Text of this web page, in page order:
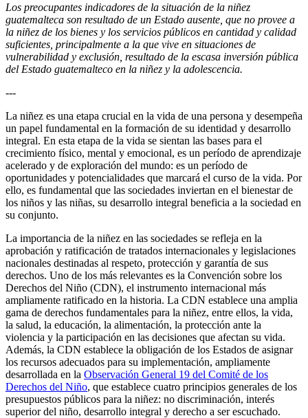
Los preocupantes indicadores de la situación de la niñez
guatemalteca son resultado de un Estado ausente, que no provee a
la niñez de los bienes y los servicios públicos en cantidad y calidad
suficientes, principalmente a la que vive en situaciones de
vulnerabilidad y exclusión, resultado de la escasa inversión pública
del Estado guatemalteco en la niñez y la adolescencia.
---
La niñez es una etapa crucial en la vida de una persona y desempeña
un papel fundamental en la formación de su identidad y desarrollo
integral. En esta etapa de la vida se sientan las bases para el
crecimiento físico, mental y emocional, es un período de aprendizaje
acelerado y de exploración del mundo: es un período de
oportunidades y potencialidades que marcará el curso de la vida. Por
ello, es fundamental que las sociedades inviertan en el bienestar de
los niños y las niñas, su desarrollo integral beneficia a la sociedad en
su conjunto.
La importancia de la niñez en las sociedades se refleja en la
aprobación y ratificación de tratados internacionales y legislaciones
nacionales destinadas al respeto, protección y garantía de sus
derechos. Uno de los más relevantes es la Convención sobre los
Derechos del Niño (CDN), el instrumento internacional más
ampliamente ratificado en la historia. La CDN establece una amplia
gama de derechos fundamentales para la niñez, entre ellos, la vida,
la salud, la educación, la alimentación, la protección ante la
violencia y la participación en las decisiones que afectan su vida.
Además, la CDN establece la obligación de los Estados de asignar
los recursos adecuados para su implementación, ampliamente
desarrollada en la Observación General 19 del Comité de los
Derechos del Niño, que establece cuatro principios generales de los
presupuestos públicos para la niñez: no discriminación, interés
superior del niño, desarrollo integral y derecho a ser escuchado.